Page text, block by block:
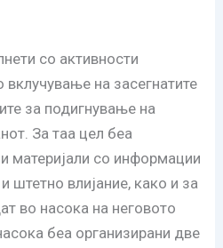
со активности
на засегнатите
за подигнување на
За таа цел беа
материјали со информации
штетно влијание, како и за
во насока на неговото
беа организирани две